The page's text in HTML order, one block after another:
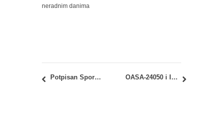
neradnim danima
Potpisan Sporazum o saradnji Srpske akademije nauka i umetnosti (SANU) i Arhitektonskog fakulteta u Beogradu OASA-24050 i IASA-24050 – Arhitektonske konstrukcije 4: Raspored polaganja prvog kolokvijuma